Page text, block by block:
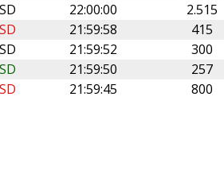
22:00:00
2.515
21:59:58
415
21:59:52
300
21:59:50
257
21:59:45 800